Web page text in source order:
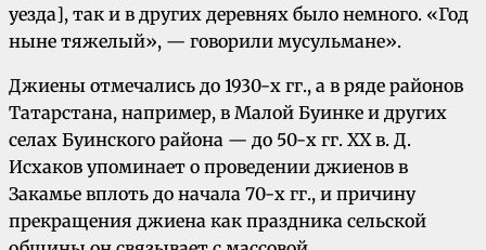
уезда], так и в других деревнях было немного. «Год
ныне тяжелый», — говорили мусульмане».
Джиены отмечались до 1930-х гг., а в ряде районов
Татарстана, например, в Малой Буинке и других
селах Буинского района — до 50-х гг. ХХ в. Д.
Исхаков упоминает о проведении джиенов в
Закамье вплоть до начала 70-х гг., и причину
прекращения джиена как праздника сельской